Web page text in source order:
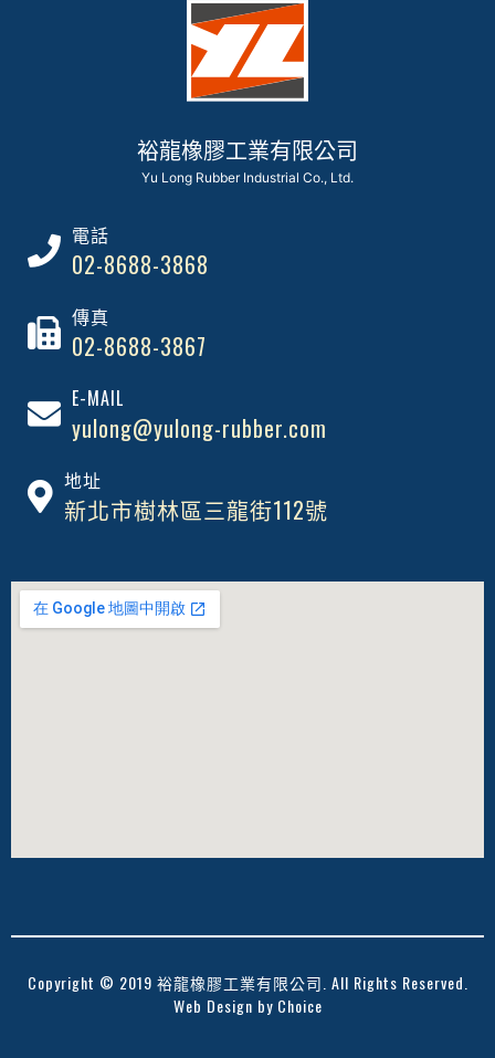
裕龍橡膠工業有限公司
Yu Long Rubber Industrial Co., Ltd.
電話
02-8688-3868
傳真
02-8688-3867
E-MAIL
yulong@yulong-rubber.com
地址
新北市樹林區三龍街112號
Copyright © 2019 裕龍橡膠工業有限公司. All Rights Reserved.
Web Design by Choice